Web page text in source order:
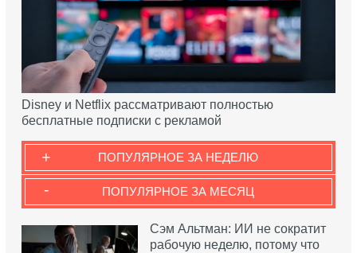
Disney и Netflix рассматривают полностью
бесплатные подписки с рекламой
ПОПУЛЯРНОЕ ЗА НЕДЕЛЮ
+
ПОПУЛЯРНОЕ ЗА МЕСЯЦ
-
Сэм Альтман: ИИ не сократит
рабочую неделю, потому что